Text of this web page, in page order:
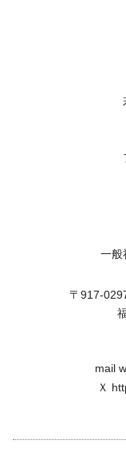
一
〒917-
mail
Ｘ